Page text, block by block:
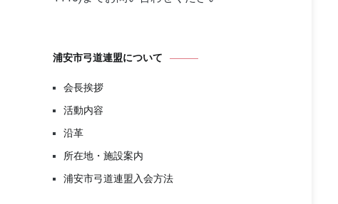
浦安市弓道連盟について
会長挨拶
活動内容
沿革
所在地・施設案内
浦安市弓道連盟入会方法